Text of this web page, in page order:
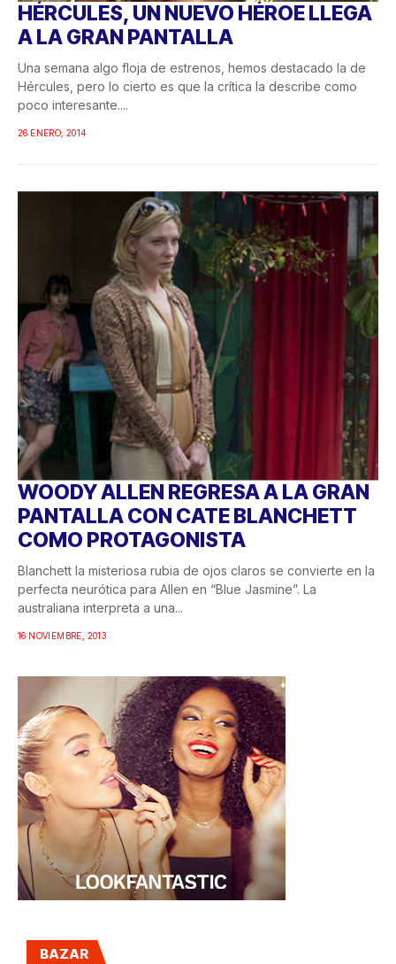
HÉRCULES, UN NUEVO HÉROE LLEGA
A LA GRAN PANTALLA
Una semana algo floja de estrenos, hemos destacado la de
Hércules, pero lo cierto es que la crítica la describe como
poco interesante....
26 ENERO, 2014
WOODY ALLEN REGRESA A LA GRAN
PANTALLA CON CATE BLANCHETT
COMO PROTAGONISTA
Blanchett la misteriosa rubia de ojos claros se convierte en la
perfecta neurótica para Allen en “Blue Jasmine”. La
australiana interpreta a una...
16 NOVIEMBRE, 2013
BAZAR